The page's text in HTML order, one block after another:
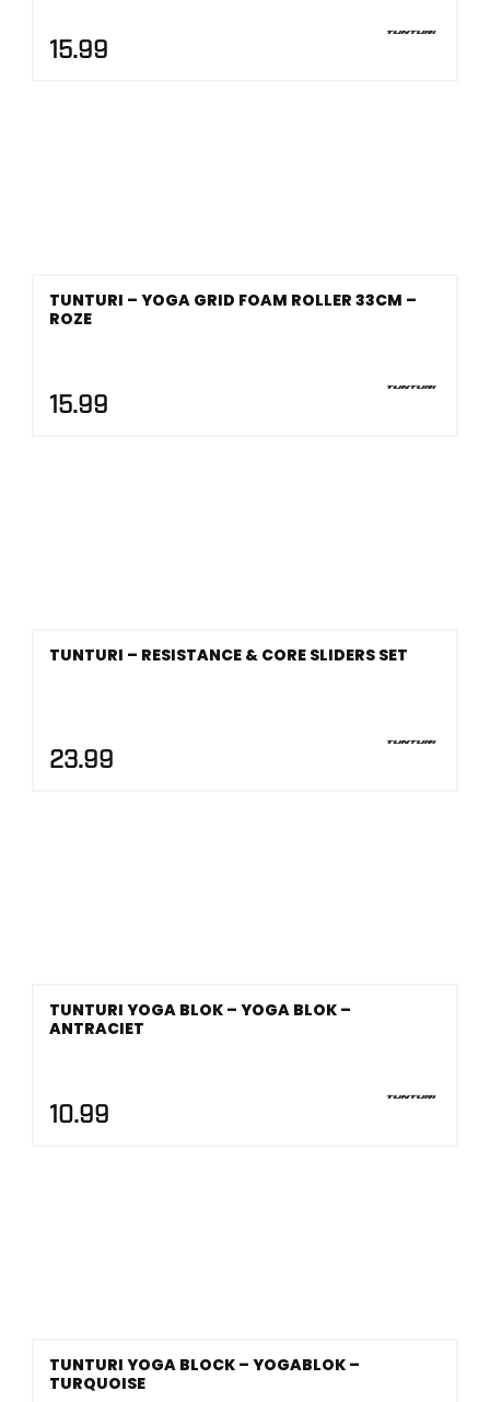
15.99
TUNTURI – YOGA GRID FOAM ROLLER 33CM –
ROZE
15.99
TUNTURI – RESISTANCE & CORE SLIDERS SET
23.99
TUNTURI YOGA BLOK – YOGA BLOK –
ANTRACIET
10.99
TUNTURI YOGA BLOCK – YOGABLOK –
TURQUOISE